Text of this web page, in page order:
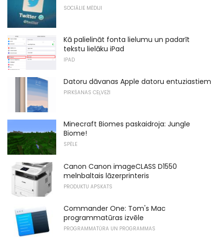
SOCIĀLIE MĒDIJI
Kā palielināt fonta lielumu un padarīt
tekstu lielāku iPad
IPAD
Datoru dāvanas Apple datoru entuziastiem
PIRKŠANAS CEĻVEŽI
Minecraft Biomes paskaidroja: Jungle
Biome!
SPĒLE
Canon Canon imageCLASS D1550
melnbaltais lāzerprinteris
PRODUKTU APSKATS
Commander One: Tom's Mac
programmatūras izvēle
PROGRAMMATŪRA UN PROGRAMMAS